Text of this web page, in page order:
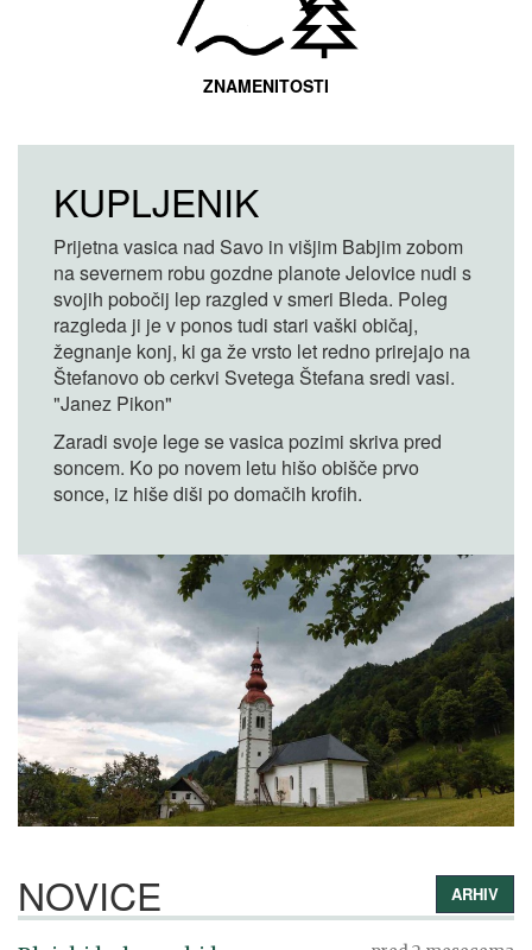
ZNAMENITOSTI
KUPLJENIK
Prijetna vasica nad Savo in višjim Babjim zobom
na severnem robu gozdne planote Jelovice nudi s
svojih pobočij lep razgled v smeri Bleda. Poleg
razgleda ji je v ponos tudi stari vaški običaj,
žegnanje konj, ki ga že vrsto let redno prirejajo na
Štefanovo ob cerkvi Svetega Štefana sredi vasi.
"Janez Pikon"
Zaradi svoje lege se vasica pozimi skriva pred
soncem. Ko po novem letu hišo obišče prvo
sonce, iz hiše diši po domačih krofih.
NOVICE ARHIV